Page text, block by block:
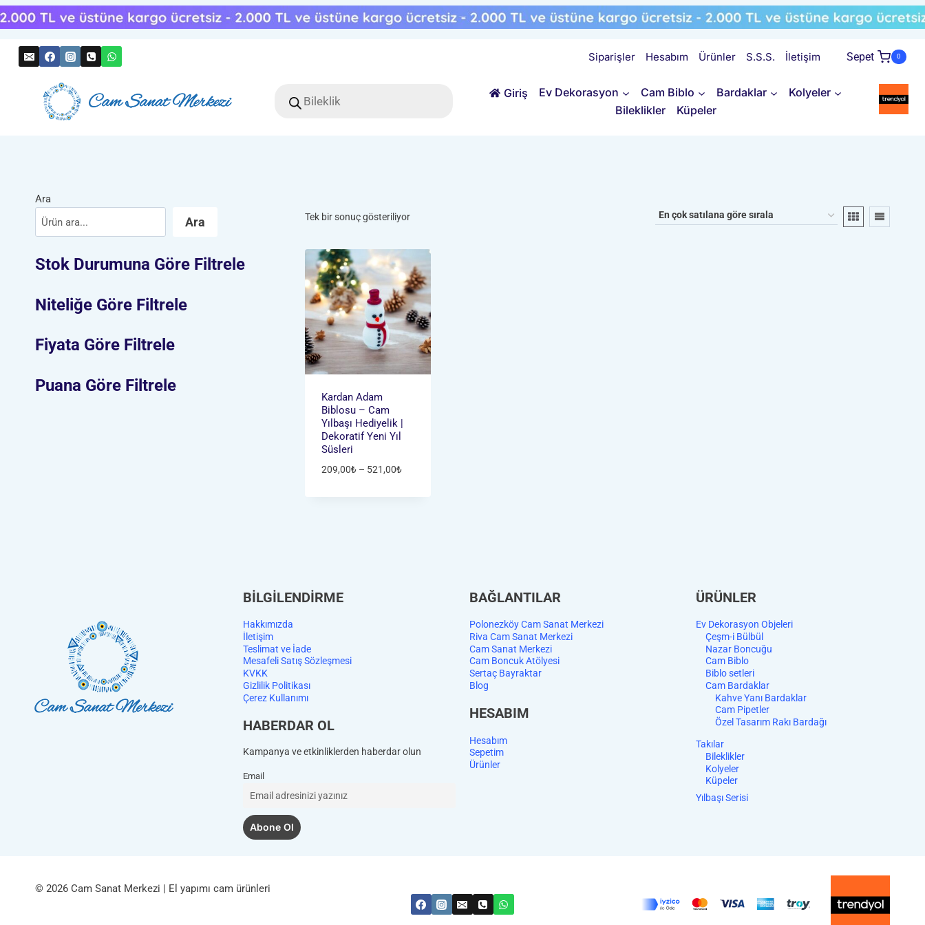
Skip
to
Siparişler Hesabım Ürünler S.S.S. İletişim Sepet 0
search
Giriş Ev Dekorasyon Cam Biblo Bardaklar
Kolyeler
Bileklikler
Küpeler
Tek bir sonuç gösteriliyor
Kardan Adam
Biblosu – Cam
Yılbaşı Hediyelik |
Dekoratif Yeni Yıl
Süsleri
209,00₺ – 521,00₺Fiyat
209,00₺
Ara
Ara
Stok Durumuna Göre Filtrele
Niteliğe Göre Filtrele
Fiyata Göre Filtrele
Puana Göre Filtrele
BİLGİLENDİRME
Hakkımızda
İletişim
Teslimat ve İade
Mesafeli Satış Sözleşmesi
KVKK
Gizlilik Politikası
Çerez Kullanımı
HABERDAR OL
Kampanya ve etkinliklerden haberdar olun
Email
BAĞLANTILAR
Polonezköy Cam Sanat Merkezi
Riva Cam Sanat Merkezi
Cam Sanat Merkezi
Cam Boncuk Atölyesi
Sertaç Bayraktar
Blog
HESABIM
Hesabım
Sepetim
Ürünler
ÜRÜNLER
Ev Dekorasyon Objeleri
Çeşm-i Bülbül
Nazar Boncuğu
Cam Biblo
Biblo setleri
Cam Bardaklar
Kahve Yanı Bardaklar
Cam Pipetler
Özel Tasarım Rakı Bardağı
Takılar
Bileklikler
Kolyeler
Küpeler
Yılbaşı Serisi
© 2026 Cam Sanat Merkezi | El yapımı cam ürünleri